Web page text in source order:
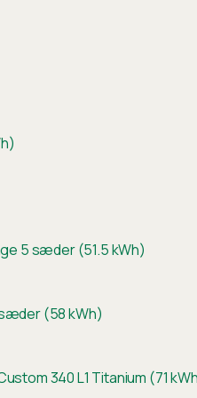
5 sæder (51.5 kWh)
(58 kWh)
340 L1 Titanium (71